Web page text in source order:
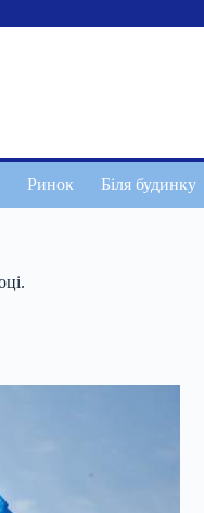
Ринок Біля будинку